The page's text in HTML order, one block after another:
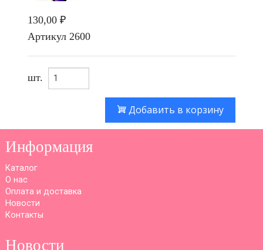
130,00 ₽
Артикул 2600
шт.
Добавить в корзину
Информация
Каталог
О нас
Оплата и доставка
Новости
Контакты
Новости